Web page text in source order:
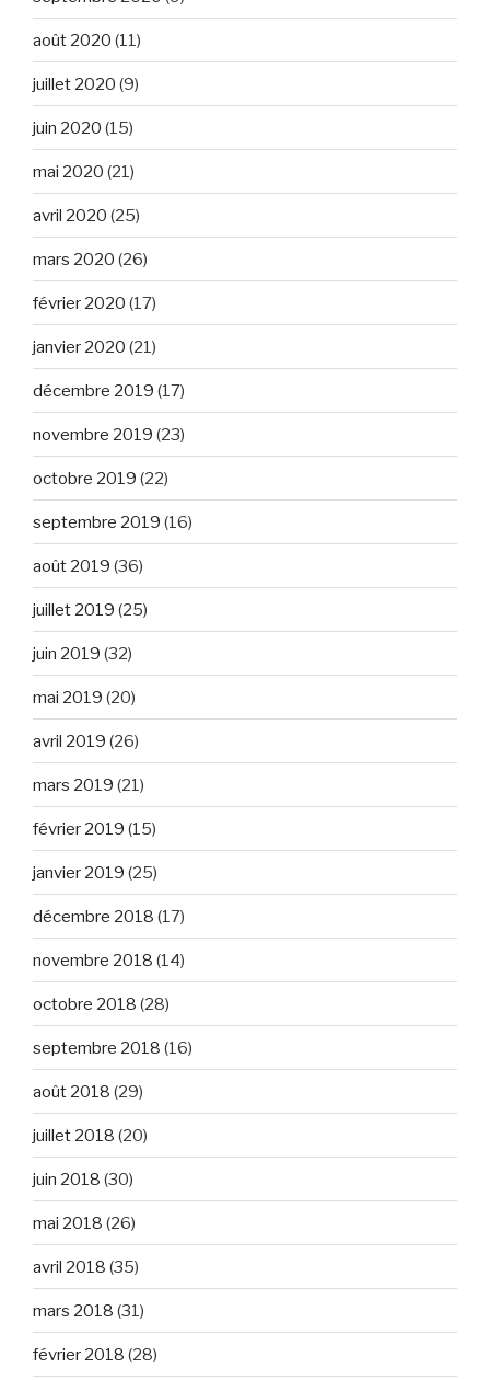
août 2020 (11)
juillet 2020 (9)
juin 2020 (15)
mai 2020 (21)
avril 2020 (25)
mars 2020 (26)
février 2020 (17)
janvier 2020 (21)
décembre 2019 (17)
novembre 2019 (23)
octobre 2019 (22)
septembre 2019 (16)
août 2019 (36)
juillet 2019 (25)
juin 2019 (32)
mai 2019 (20)
avril 2019 (26)
mars 2019 (21)
février 2019 (15)
janvier 2019 (25)
décembre 2018 (17)
novembre 2018 (14)
octobre 2018 (28)
septembre 2018 (16)
août 2018 (29)
juillet 2018 (20)
juin 2018 (30)
mai 2018 (26)
avril 2018 (35)
mars 2018 (31)
février 2018 (28)